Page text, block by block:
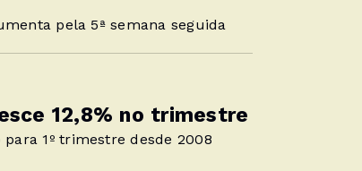
pela 5ª semana seguida
12,8% no trimestre
1º trimestre desde 2008